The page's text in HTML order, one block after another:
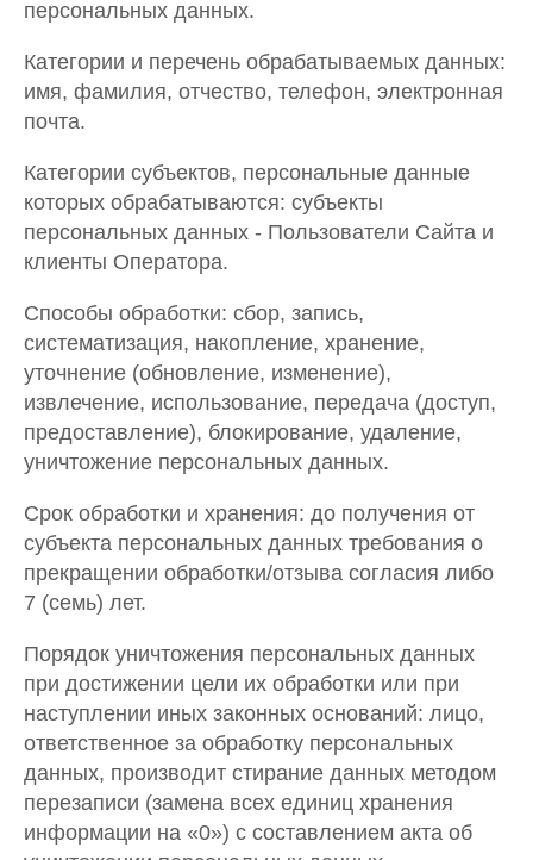
персональных данных.
Категории и перечень обрабатываемых данных:
имя, фамилия, отчество, телефон, электронная
почта.
Категории субъектов, персональные данные
которых обрабатываются: субъекты
персональных данных - Пользователи Сайта и
клиенты Оператора.
Способы обработки: сбор, запись,
систематизация, накопление, хранение,
уточнение (обновление, изменение),
извлечение, использование, передача (доступ,
предоставление), блокирование, удаление,
уничтожение персональных данных.
Срок обработки и хранения: до получения от
субъекта персональных данных требования о
прекращении обработки/отзыва согласия либо
7 (семь) лет.
Порядок уничтожения персональных данных
при достижении цели их обработки или при
наступлении иных законных оснований: лицо,
ответственное за обработку персональных
данных, производит стирание данных методом
перезаписи (замена всех единиц хранения
информации на «0») с составлением акта об